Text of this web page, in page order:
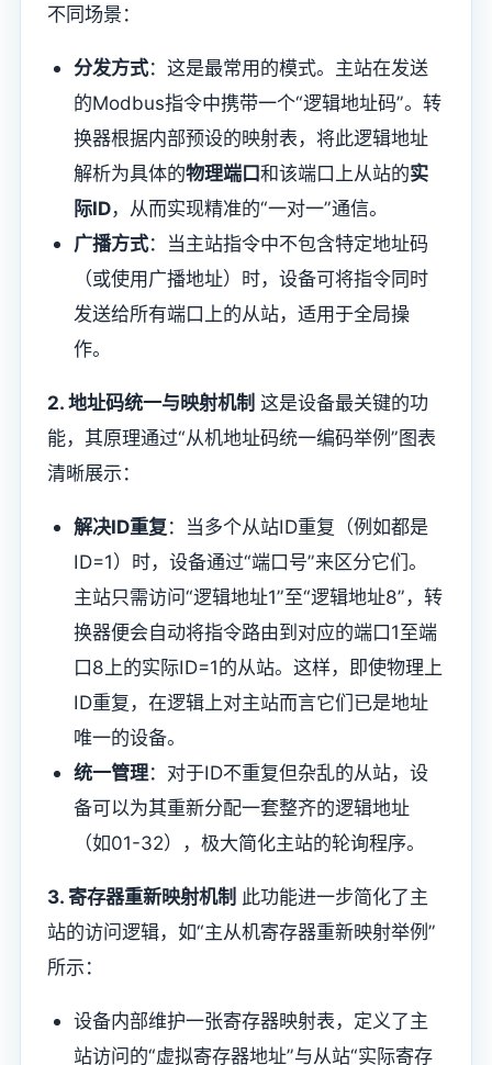
不同场景：
​分发方式​​：这是最常用的模式。主站在发送
的Modbus指令中携带一个“逻辑地址码”。转
换器根据内部预设的映射表，将此逻辑地址
解析为具体的​​物理端口​​和该端口上从站的​​实
际ID​​，从而实现精准的“一对一”通信。
​广播方式​​：当主站指令中不包含特定地址码
（或使用广播地址）时，设备可将指令同时
发送给所有端口上的从站，适用于全局操
作。
​2. 地址码统一与映射机制​ ​ 这是设备最关键的功
能，其原理通过“从机地址码统一编码举例”图表
清晰展示：
​解决ID重复​​：当多个从站ID重复（例如都是
ID=1）时，设备通过“端口号”来区分它们。
主站只需访问“逻辑地址1”至“逻辑地址8”，转
换器便会自动将指令路由到对应的端口1至端
口8上的实际ID=1的从站。这样，即使物理上
ID重复，在逻辑上对主站而言它们已是地址
唯一的设备。
​统一管理​​：对于ID不重复但杂乱的从站，设
备可以为其重新分配一套整齐的逻辑地址
（如01-32），极大简化主站的轮询程序。
​3. 寄存器重新映射机制​ ​ 此功能进一步简化了主
站的访问逻辑，如“主从机寄存器重新映射举例”
所示：
设备内部维护一张寄存器映射表，定义了主
站访问的“虚拟寄存器地址”与从站“实际寄存